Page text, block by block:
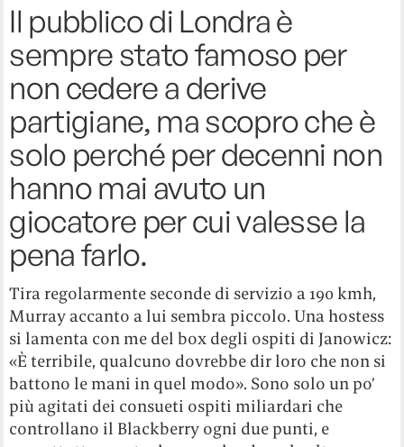
Il pubblico di Londra è
sempre stato famoso per
non cedere a derive
partigiane, ma scopro che è
solo perché per decenni non
hanno mai avuto un
giocatore per cui valesse la
pena farlo.
Tira regolarmente seconde di servizio a 190 kmh,
Murray accanto a lui sembra piccolo. Una hostess
si lamenta con me del box degli ospiti di Janowicz:
«È terribile, qualcuno dovrebbe dir loro che non si
battono le mani in quel modo». Sono solo un po’
più agitati dei consueti ospiti miliardari che
controllano il Blackberry ogni due punti, e